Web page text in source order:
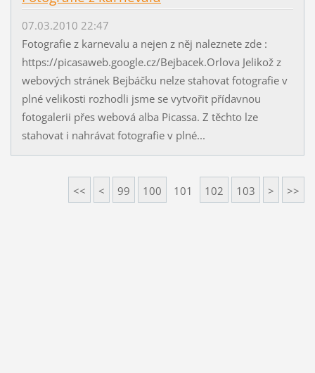
07.03.2010 22:47
Fotografie z karnevalu a nejen z něj naleznete zde :
https://picasaweb.google.cz/Bejbacek.Orlova Jelikož z
webových stránek Bejbáčku nelze stahovat fotografie v
plné velikosti rozhodli jsme se vytvořit přídavnou
fotogalerii přes webová alba Picassa. Z těchto lze
stahovat i nahrávat fotografie v plné...
<< < 99 100 101 102 103 > >>